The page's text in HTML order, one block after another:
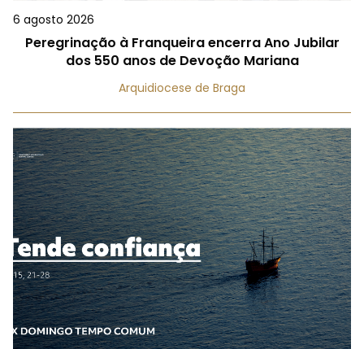
6 agosto 2026
Peregrinação à Franqueira encerra Ano Jubilar
dos 550 anos de Devoção Mariana
Arquidiocese de Braga